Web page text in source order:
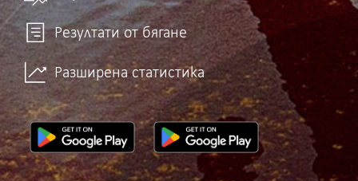
Резултати от бягане
Разширена статистика